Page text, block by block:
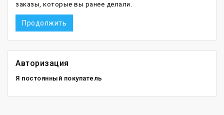
заказы, которые вы ранее делали.
Продолжить
Авторизация
Я постоянный покупатель